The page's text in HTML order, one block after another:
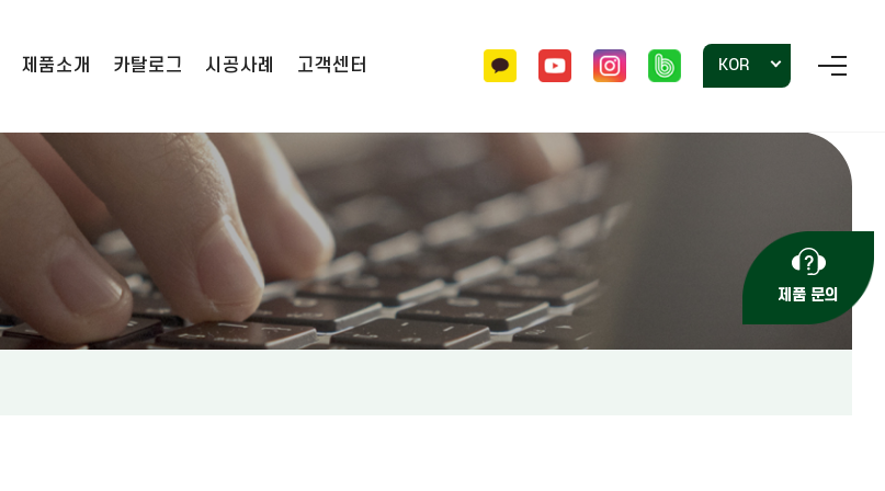
연혁 인증현황 오시는길
제품소개
육묘포트 관수자재 멀티박스 수확상자 사각포트 묘목
카탈로그
카탈로그
시공사례
시공사례
고객센터
자주 묻는 질문
KOR
제품 문의